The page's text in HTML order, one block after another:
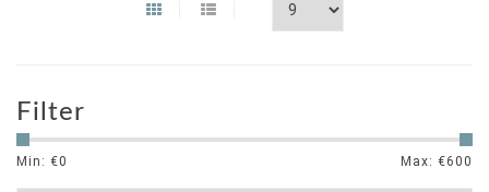
Filter
Min: €0 Max: €600